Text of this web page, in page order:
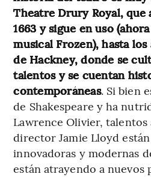
Theatre Drury Royal, que
1663 y sigue en uso
musical Frozen), hasta
de Hackney, donde se
talentos y se cuentan
contemporáneas. Si bien
de Shakespeare y ha
Lawrence Olivier,
director Jamie Lloyd
innovadoras y modernas
están atrayendo a nuevos